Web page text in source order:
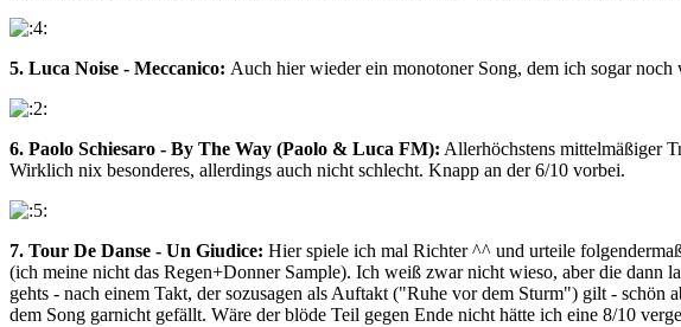
5. Luca Noise - Meccanico: Auch hier wieder ein monotoner Song, dem ich sogar
6. Paolo Schiesaro - By The Way (Paolo & Luca FM): Allerhöchstens mittelmäßiger
Wirklich nix besonderes, allerdings auch nicht schlecht. Knapp an der 6/10 vorbei.
7. Tour De Danse - Un Giudice: Hier spiele ich mal Richter ^^ und urteile
(ich meine nicht das Regen+Donner Sample). Ich weiß zwar nicht wieso, aber die
gehts - nach einem Takt, der sozusagen als Auftakt ("Ruhe vor dem Sturm") gilt -
dem Song garnicht gefällt. Wäre der blöde Teil gegen Ende nicht hätte ich eine 8/10